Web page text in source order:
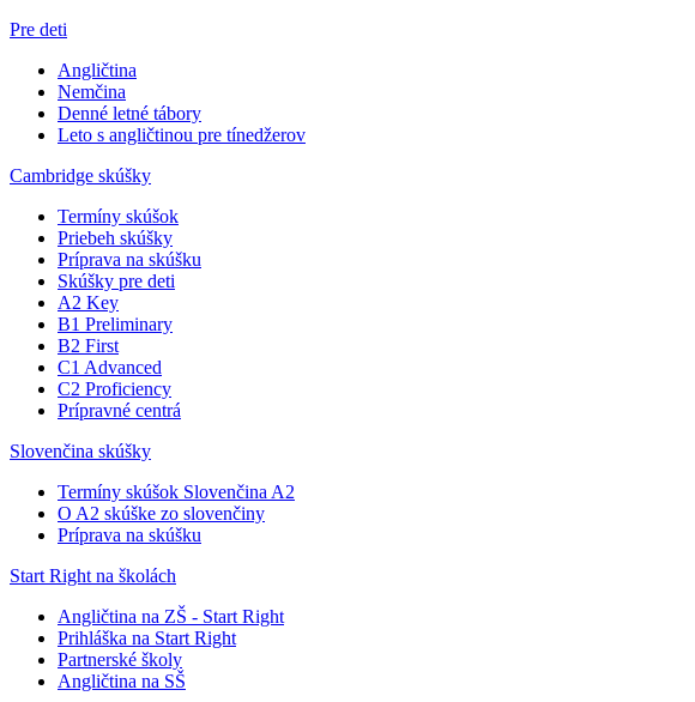
Pre deti
Angličtina
Nemčina
Denné letné tábory
Leto s angličtinou pre tínedžerov
Cambridge skúšky
Termíny skúšok
Priebeh skúšky
Príprava na skúšku
Skúšky pre deti
A2 Key
B1 Preliminary
B2 First
C1 Advanced
C2 Proficiency
Prípravné centrá
Slovenčina skúšky
Termíny skúšok Slovenčina A2
O A2 skúške zo slovenčiny
Príprava na skúšku
Start Right na školách
Angličtina na ZŠ - Start Right
Prihláška na Start Right
Partnerské školy
Angličtina na SŠ